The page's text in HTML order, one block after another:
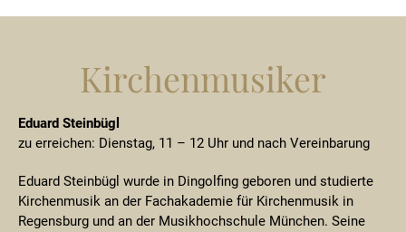
Kirchenmusiker
Eduard Steinbügl
zu erreichen: Dienstag, 11 – 12 Uhr und nach Vereinbarung
Eduard Steinbügl wurde in Dingolfing geboren und studierte
Kirchenmusik an der Fachakademie für Kirchenmusik in
Regensburg und an der Musikhochschule München. Seine